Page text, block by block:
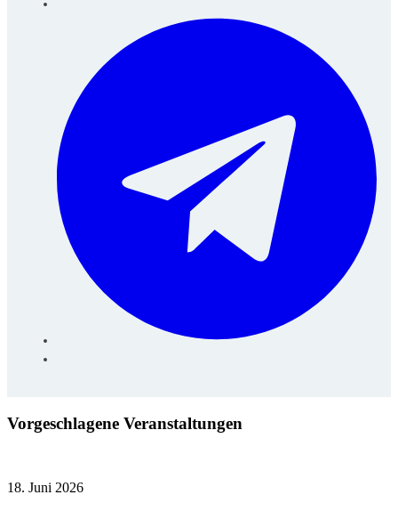
Vorgeschlagene Veranstaltungen
18. Juni 2026